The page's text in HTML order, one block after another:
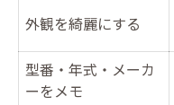
外観を綺麗にする
型番・年式・メーカ
ーをメモ